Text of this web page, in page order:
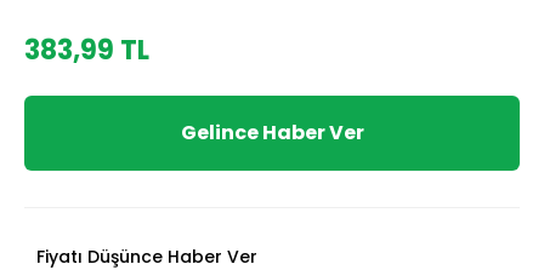
383,99 TL
Gelince Haber Ver
Fiyatı Düşünce Haber Ver